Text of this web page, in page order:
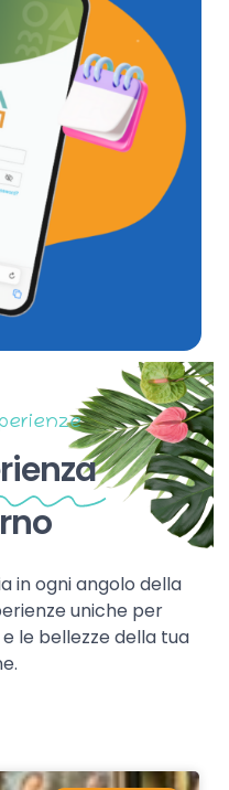
in ogni angolo della
uniche per
le bellezze della tua